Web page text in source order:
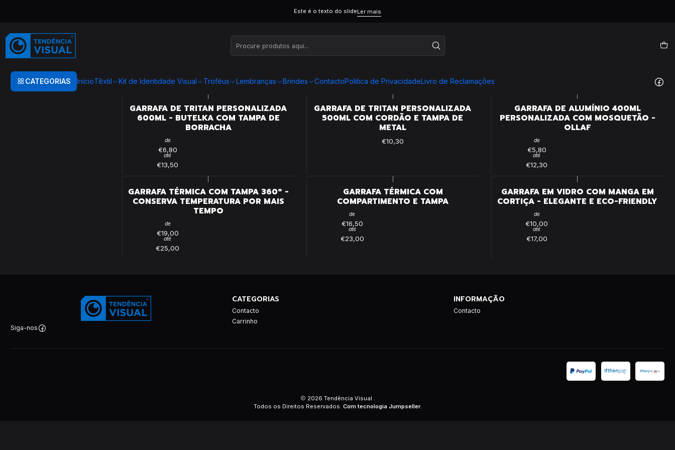
CATEGORIAS InícioTêxtil Kit de Identidade Visual Troféus Lembranças Brindes ContactoPolitica de PrivacidadeLivro de Reclamações
Este é o texto do slideLer mais
GARRAFAS COM PERSONALIZAÇÃO
|
GARRAFA DE TRITAN PERSONALIZADA
600ML - BUTELKA COM TAMPA DE
BORRACHA
de
€6,80
até
€13,50
|
GARRAFA DE TRITAN PERSONALIZADA
500ML COM CORDÃO E TAMPA DE
METAL
€10,30
|
GARRAFA DE ALUMÍNIO 400ML
PERSONALIZADA COM MOSQUETÃO -
OLLAF
de
€5,80
até
€12,30
GARRAFA TÉRMICA COM TAMPA 360º -
CONSERVA TEMPERATURA POR MAIS
TEMPO
de
€19,00
até
€25,00
GARRAFA TÉRMICA COM
COMPARTIMENTO E TAMPA
de
€16,50
até
€23,00
GARRAFA EM VIDRO COM MANGA EM
CORTIÇA - ELEGANTE E ECO-FRIENDLY
de
€10,00
até
€17,00
Siga-nos
CATEGORIAS
Contacto
Carrinho
INFORMAÇÃO
Contacto
2026 Tendência Visual .
Todos os Direitos Reservados. Com tecnologia Jumpseller.